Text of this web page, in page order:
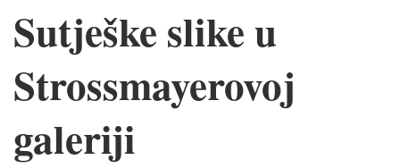
Sutješke slike u
Strossmayerovoj
galeriji